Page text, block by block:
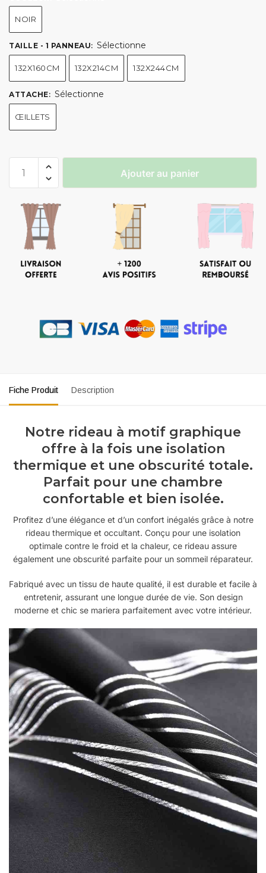
NOIR
TAILLE - 1 PANNEAU: Sélectionne
132X160CM 132X214CM 132X244CM
ATTACHE: Sélectionne
ŒILLETS
Ajouter au panier
Fiche Produit Description
Notre rideau à motif graphique
offre à la fois une isolation
thermique et une obscurité totale.
Parfait pour une chambre
confortable et bien isolée.
Profitez d’une élégance et d’un confort inégalés grâce à notre
rideau thermique et occultant. Conçu pour une isolation
optimale contre le froid et la chaleur, ce rideau assure
également une obscurité parfaite pour un sommeil réparateur.
Fabriqué avec un tissu de haute qualité, il est durable et facile à
entretenir, assurant une longue durée de vie. Son design
moderne et chic se mariera parfaitement avec votre intérieur.